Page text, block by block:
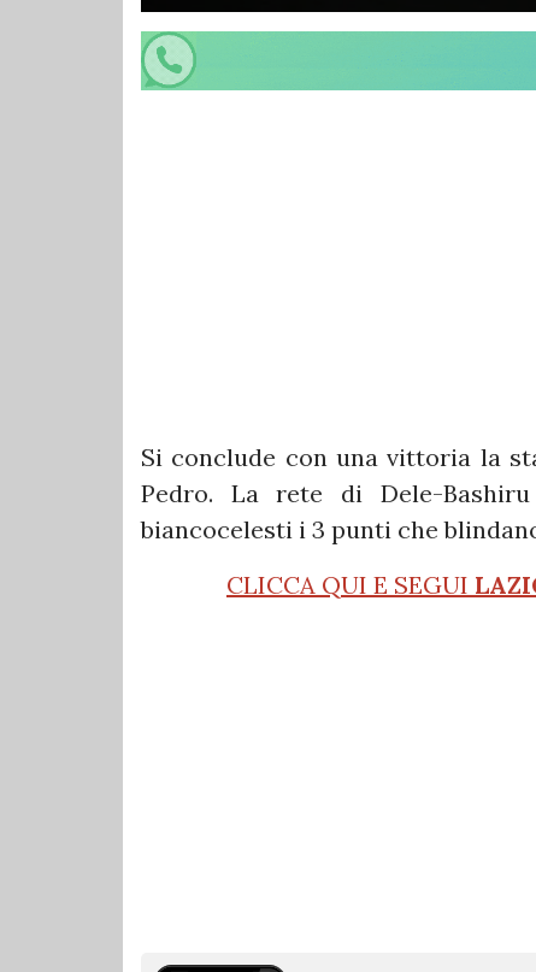
Si conclude con una vittoria la
Pedro. La rete di Dele-
biancocelesti i 3 punti che
CLICCA QUI E SEGUI